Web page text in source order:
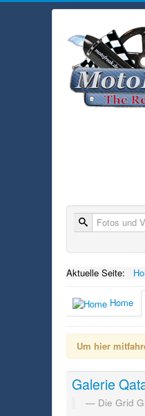
Suche
Aktuelle Seite:
Home
Um hier
Galerie
Die Grid